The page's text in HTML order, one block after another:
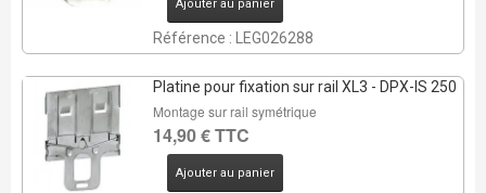
Ajouter au panier
Référence : LEG026288
Platine pour fixation sur rail XL3 - DPX-IS 250
Montage sur rail symétrique
14,90 € TTC
Ajouter au panier